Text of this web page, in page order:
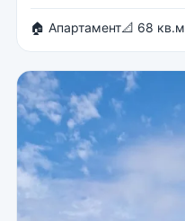
🏠 Апартамент📐 68 кв.м